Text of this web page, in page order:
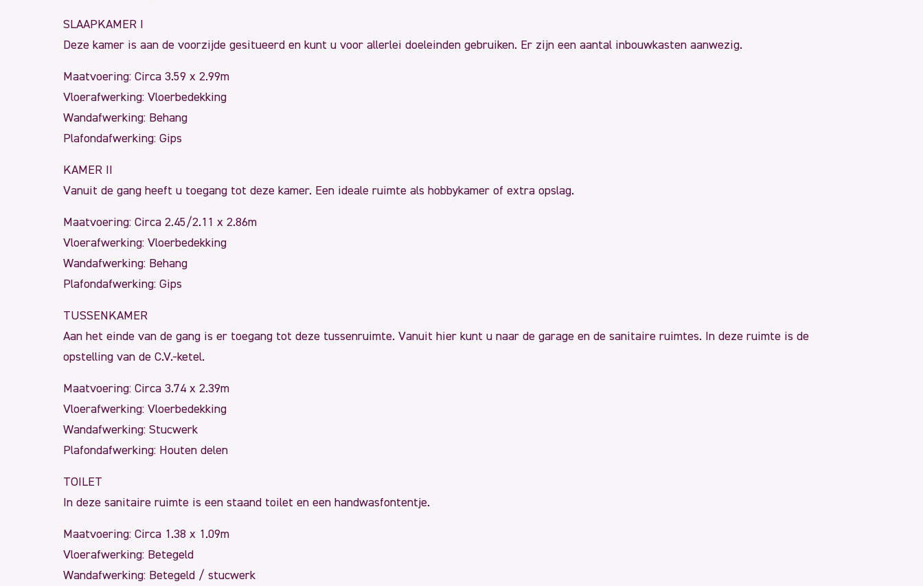
SLAAPKAMER I
Deze kamer is aan de voorzijde gesitueerd en kunt u voor allerlei doeleinden gebruiken. Er zijn een aantal inbouwkasten aanwezig.
Maatvoering: Circa 3.59 x 2.99m
Vloerafwerking: Vloerbedekking
Wandafwerking: Behang
Plafondafwerking: Gips
KAMER II
Vanuit de gang heeft u toegang tot deze kamer. Een ideale ruimte als hobbykamer of extra opslag.
Maatvoering: Circa 2.45/2.11 x 2.86m
Vloerafwerking: Vloerbedekking
Wandafwerking: Behang
Plafondafwerking: Gips
TUSSENKAMER
Aan het einde van de gang is er toegang tot deze tussenruimte. Vanuit hier kunt u naar de garage en de sanitaire ruimtes. In deze ruimte is de
opstelling van de C.V.-ketel.
Maatvoering: Circa 3.74 x 2.39m
Vloerafwerking: Vloerbedekking
Wandafwerking: Stucwerk
Plafondafwerking: Houten delen
TOILET
In deze sanitaire ruimte is een staand toilet en een handwasfontentje.
Maatvoering: Circa 1.38 x 1.09m
Vloerafwerking: Betegeld
Wandafwerking: Betegeld / stucwerk